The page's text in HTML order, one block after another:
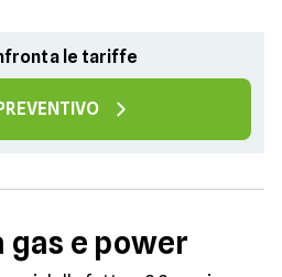
le tariffe
gas e power